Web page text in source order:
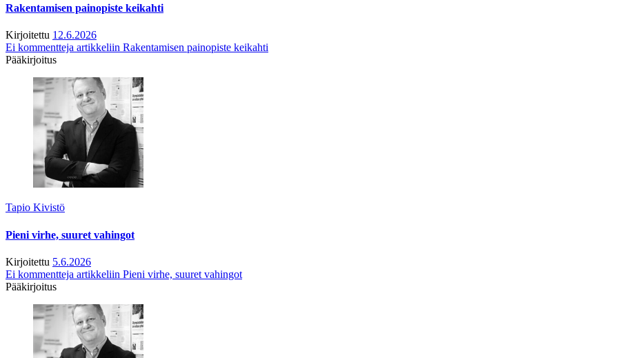
Rakentamisen painopiste keikahti
Kirjoitettu 12.6.2026
Ei kommentteja artikkeliin Rakentamisen painopiste keikahti
Pääkirjoitus
Tapio Kivistö
Pieni virhe, suuret vahingot
Kirjoitettu 5.6.2026
Ei kommentteja artikkeliin Pieni virhe, suuret vahingot
Pääkirjoitus